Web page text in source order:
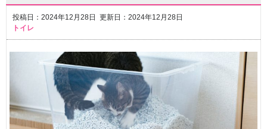
投稿日：2024年12月28日 更新日：2024年12月28日
トイレ